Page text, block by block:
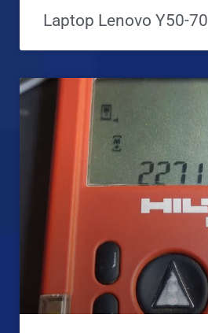
Laptop Lenovo Y50-70